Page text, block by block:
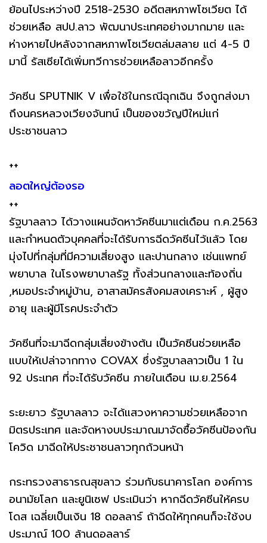
ย้อนไประหว่างปี 2518-2530 อดีตสหภาพโซเวียต ได้
ช่วยเหลือ สปป.ลาว พัฒนาประเทศอย่างมากมาย และ
ห่างหายไปหลังจากสหภาพโซเวียตล่มสลาย แต่ 4-5 ปี
มานี้ รัสเซียได้เพิ่มทวีการช่วยเหลือลาวอีกครั้ง
วัคซีน SPUTNIK V เพื่อใช้ในกรณีฉุกเฉิน จึงถูกส่งมา
ถึงนครหลวงเวียงจันทน์ เป็นของขวัญปีใหม่แก่
ประชาชนลาว
++
ลอตใหญ่ต้องรอ
++
รัฐบาลลาว ได้วางแผนจัดหาวัคซีนมาแต่เดือน ก.ค.2563
และกำหนดตัวบุคคลที่จะได้รับการฉีดวัคซีนไว้แล้ว โดย
มุ่งไปที่กลุ่มที่มีความเสี่ยงสูง และปานกลาง เช่นแพทย์
พยาบาล ในโรงพยาบาลรัฐ ทั้งส่วนกลางและท้องถิ่น
,หมอประจำหมู่บ้าน, อาสาสมัครสังคมสงเคราะห์ , ผู้สูง
อายุ และผู้มีโรคประจำตัว
วัคซีนที่จะมาฉีดกลุ่มเสี่ยงข้างต้น เป็นวัคซีนช่วยเหลือ
แบบให้เปล่าจากทาง COVAX ซึ่งรัฐบาลลาวเป็น 1 ใน
92 ประเทศ ที่จะได้รับวัคซีน ภายในเดือน เม.ย.2564
ระยะยาว รัฐบาลลาว จะได้แสวงหาความช่วยเหลือจาก
มิตรประเทศ และจัดหางบประมาณมาจัดซื้อวัคซีนป้องกัน
โควิด มาฉีดให้ประชาชนลาวทุกถ้วนหน้า
กระทรวงสาธารณสุขลาว ร่วมกับธนาคารโลก องค์การ
อนามัยโลก และยูนิเซฟ ประเมินว่า หากฉีดวัคซีนให้ครบ
โดส เฉลี่ยเป็นเงิน 18 ดอลลาร์ ถ้าฉีดให้ทุกคนก็จะใช้งบ
ประมาณ์ 100 ล้านดอลลาร์